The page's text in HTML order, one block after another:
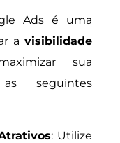
Ads é uma
a visibilidade
sua
as seguintes
: Utilize